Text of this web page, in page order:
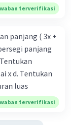
terverifikasi
panjang ( 3x +
panjang
x d. Tentukan
luas
terverifikasi